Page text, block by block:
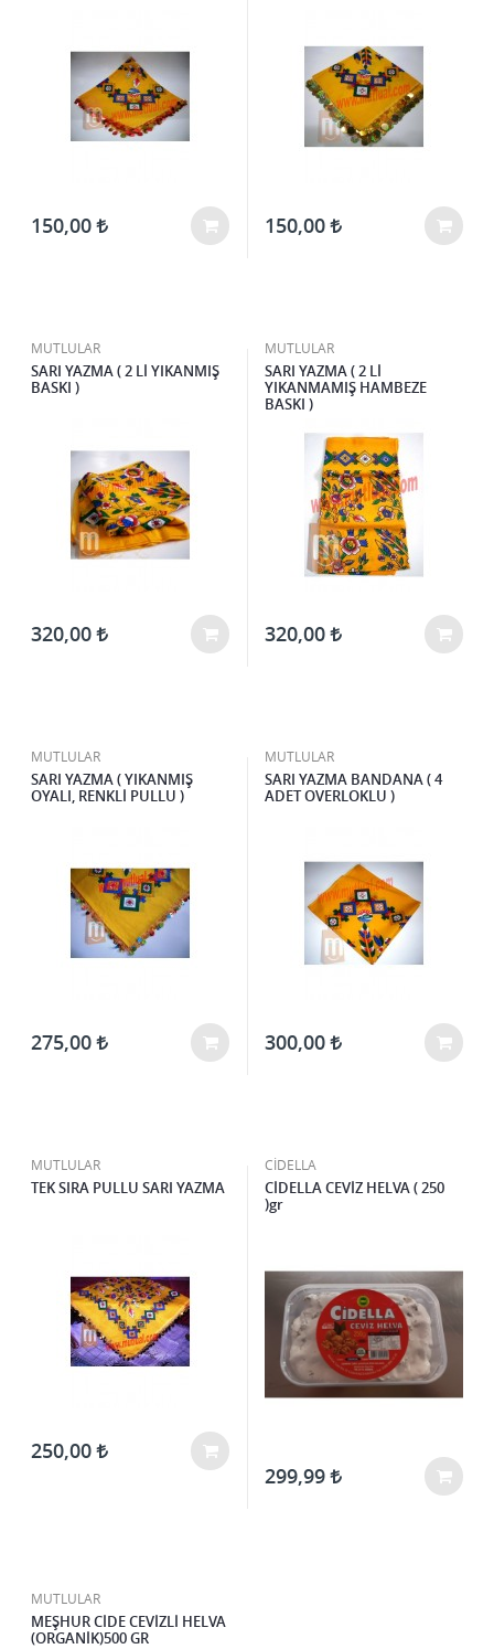
150,00 150,00
MUTLULAR
SARI YAZMA ( 2 Lİ YIKANMIŞ
BASKI )
320,00
MUTLULAR
SARI YAZMA ( 2 Lİ
YIKANMAMIŞ HAMBEZE
BASKI )
320,00
MUTLULAR
SARI YAZMA ( YIKANMIŞ
OYALI, RENKLİ PULLU )
275,00
MUTLULAR
SARI YAZMA BANDANA ( 4
ADET OVERLOKLU )
300,00
MUTLULAR
TEK SIRA PULLU SARI YAZMA
250,00
CİDELLA
CİDELLA CEVİZ HELVA ( 250
)gr
299,99
MUTLULAR
MEŞHUR CİDE CEVİZLİ HELVA
(ORGANİK)500 GR